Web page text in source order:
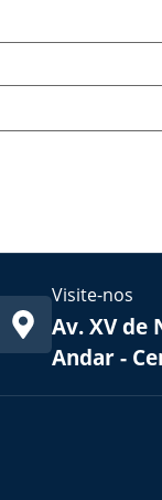
Visite-nos
Av. XV de
Andar -